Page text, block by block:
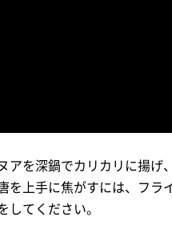
を深鍋でカリカリに揚げ
上手に焦がすには、フラ
てください。